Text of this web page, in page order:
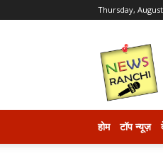
Thursday,
होम टॉप न्यूज़